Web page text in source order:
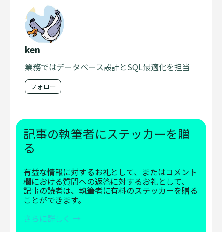
ken
業務ではデータベース設計とSQL最適化を担当
フォロー
記事の執筆者にステッカーを贈
る
有益な情報に対するお礼として、またはコメント
欄における質問への返答に対するお礼として、
記事の読者は、執筆者に有料のステッカーを贈る
ことができます。
さらに詳しく →